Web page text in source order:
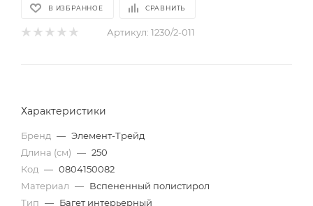
В ИЗБРАННОЕ СРАВНИТЬ
Артикул: 1230/2-011
Характеристики
Бренд — Элемент-Трейд
Длина (см) — 250
Код — 0804150082
Материал — Вспененный полистирол
Тип — Багет интерьерный